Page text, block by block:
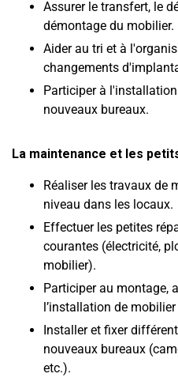
Assurer le transfert, le
démontage du mobilier.
Aider au tri et à
changements
Participer à
nouveaux bureaux.
La maintenance et les
Réaliser les travaux de
niveau dans les locaux.
Effectuer les petites
courantes (électricité,
mobilier).
Participer au montage,
l’installation de mobilier
Installer et fixer
nouveaux bureaux
etc.).